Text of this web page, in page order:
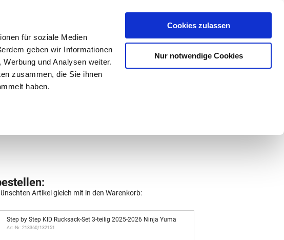
für soziale Medien
geben wir Informationen
und Analysen weiter.
zusammen, die Sie ihnen
haben.
Cookies zulassen
Nur notwendige Cookies
0,00 €
Artikel gleich mit in den Warenkorb:
Step by Step KID Rucksack-Set 3-teilig 2025-2026 Ninja Yuma
Art.-Nr.: 213360/132151